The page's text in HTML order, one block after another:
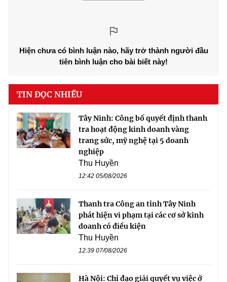
Hiện chưa có bình luận nào, hãy trở thành người đầu
tiên bình luận cho bài biết này!
TIN ĐỌC NHIỀU
Tây Ninh: Công bố quyết định thanh
tra hoạt động kinh doanh vàng
trang sức, mỹ nghệ tại 5 doanh
nghiệp
Thu Huyền
12:42 05/08/2026
Thanh tra Công an tỉnh Tây Ninh
phát hiện vi phạm tại các cơ sở kinh
doanh có điều kiện
Thu Huyền
12:39 07/08/2026
Hà Nội: Chỉ đạo giải quyết vụ việc ở